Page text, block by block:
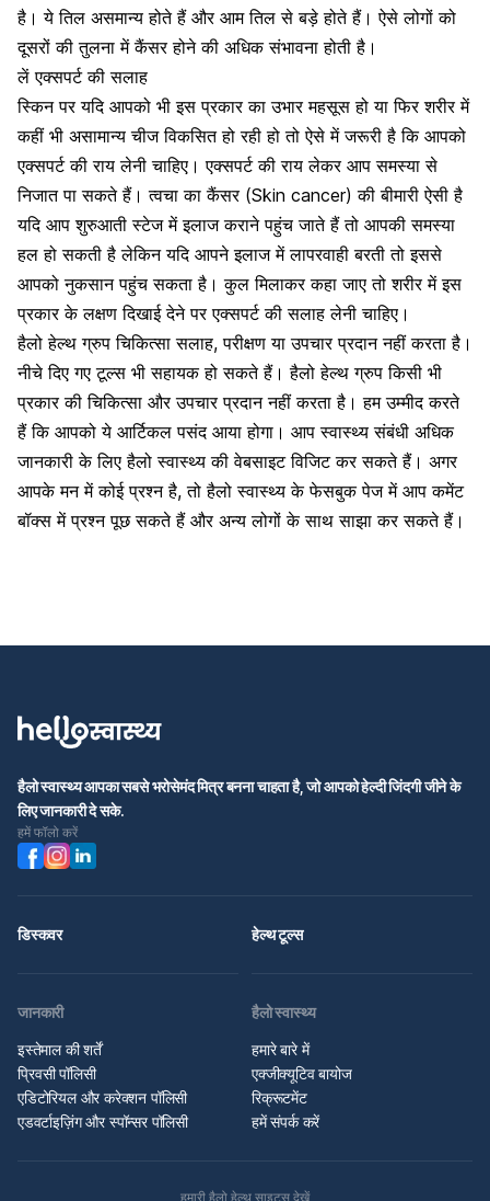
है। ये तिल असमान्य होते हैं और आम तिल से बड़े होते हैं। ऐसे लोगों को
दूसरों की तुलना में कैंसर होने की अधिक संभावना होती है।
लें एक्सपर्ट की सलाह
स्किन पर यदि आपको भी इस प्रकार का उभार महसूस हो या फिर शरीर में
कहीं भी असामान्य चीज विकसित हो रही हो तो ऐसे में जरूरी है कि आपको
एक्सपर्ट की राय लेनी चाहिए। एक्सपर्ट की राय लेकर आप समस्या से
निजात पा सकते हैं। त्वचा का कैंसर (Skin cancer) की बीमारी ऐसी है
यदि आप शुरुआती स्टेज में इलाज कराने पहुंच जाते हैं तो आपकी समस्या
हल हो सकती है लेकिन यदि आपने इलाज में लापरवाही बरती तो इससे
आपको नुकसान पहुंच सकता है। कुल मिलाकर कहा जाए तो शरीर में इस
प्रकार के लक्षण दिखाई देने पर एक्सपर्ट की सलाह लेनी चाहिए।
हैलो हेल्थ ग्रुप चिकित्सा सलाह, परीक्षण या उपचार प्रदान नहीं करता है।
नीचे दिए गए टूल्स भी सहायक हो सकते हैं। हैलो हेल्थ ग्रुप किसी भी
प्रकार की चिकित्सा और उपचार प्रदान नहीं करता है। हम उम्मीद करते
हैं कि आपको ये आर्टिकल पसंद आया होगा। आप स्वास्थ्य संबंधी अधिक
जानकारी के लिए हैलो स्वास्थ्य की वेबसाइट विजिट कर सकते हैं। अगर
आपके मन में कोई प्रश्न है, तो हैलो स्वास्थ्य के फेसबुक पेज में आप कमेंट
बॉक्स में प्रश्न पूछ सकते हैं और अन्य लोगों के साथ साझा कर सकते हैं।
हैलो स्वास्थ्य आपका सबसे भरोसेमंद मित्र बनना चाहता है, जो आपको हेल्दी जिंदगी जीने के
लिए जानकारी दे सके.
हमें फॉलो करें
डिस्कवर हेल्थ टूल्स
जानकारी
इस्तेमाल की शर्तें
प्रिवसी पॉलिसी
एडिटोरियल और करेक्शन पॉलिसी
एडवर्टाइज़िंग और स्पॉन्सर पॉलिसी
हैलो स्वास्थ्य
हमारे बारे में
एक्जीक्यूटिव बायोज
रिक्रूटमेंट
हमें संपर्क करें
हमारी हैलो हेल्थ साइट्स देखें